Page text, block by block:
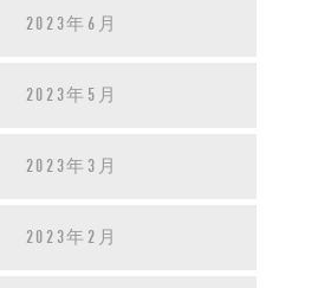
2023年6月
2023年5月
2023年3月
2023年2月